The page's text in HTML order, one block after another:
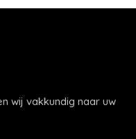
wij vakkundig naar uw